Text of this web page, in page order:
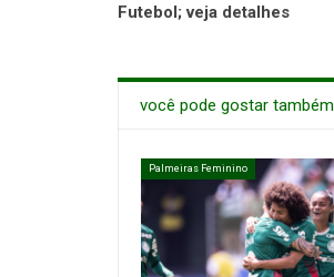
Futebol; veja detalhes
você pode gostar também
Palmeiras Feminino